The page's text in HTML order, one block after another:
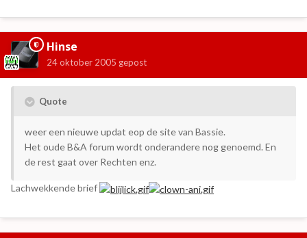
Hinse
24 oktober 2005 gepost
Quote
weer een nieuwe updat eop de site van Bassie.
Het oude B&A forum wordt onderandere nog genoemd. En
de rest gaat over Rechten enz.
Lachwekkende brief